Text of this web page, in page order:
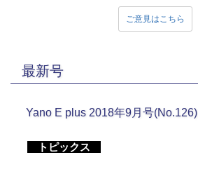
ご意見はこちら
最新号
Yano E plus 2018年9月号(No.126)
トピックス